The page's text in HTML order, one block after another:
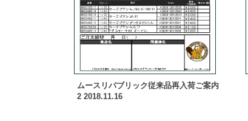
ムースリパブリック従来品再入荷ご案内
2 2018.11.16